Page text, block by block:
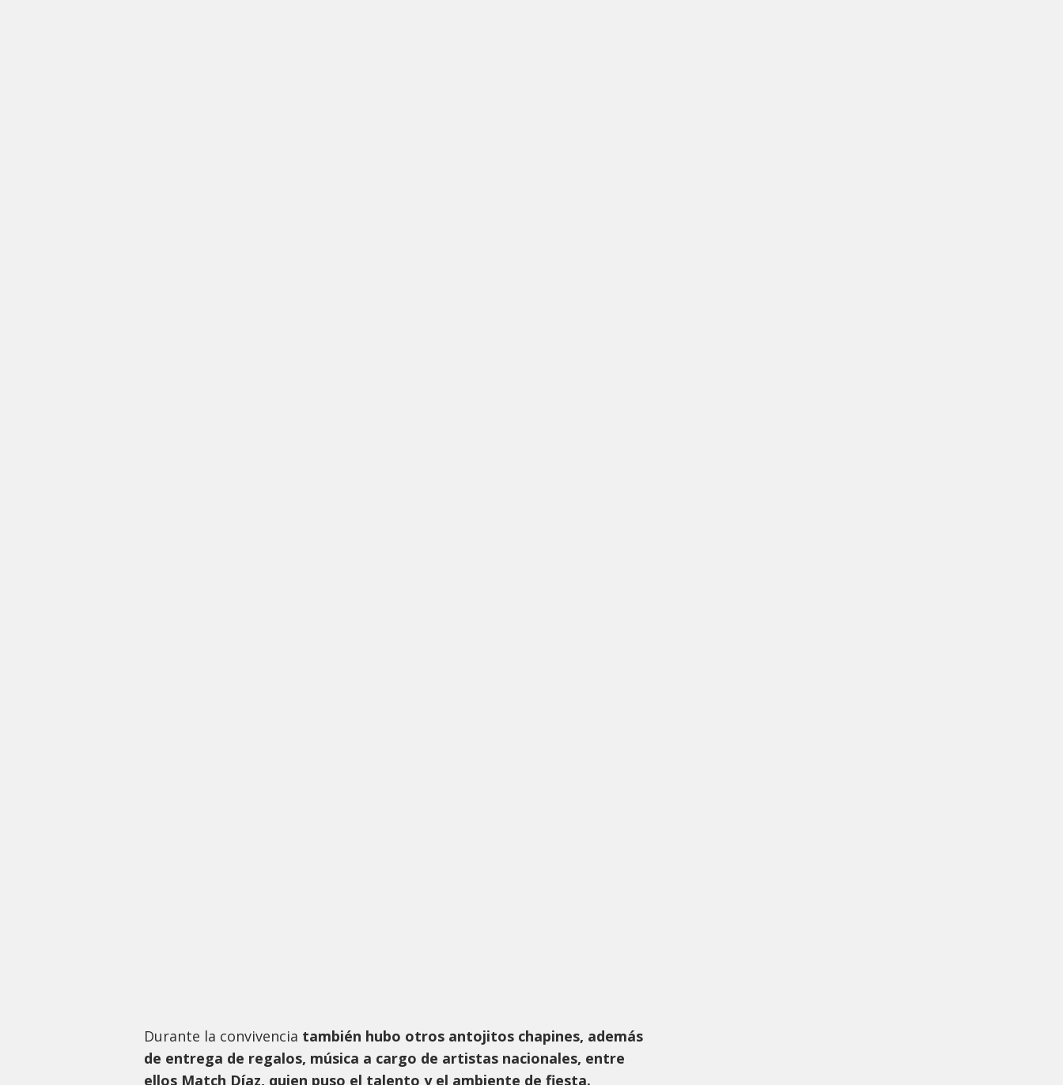
Durante la convivencia también hubo otros antojitos chapines, además
de entrega de regalos, música a cargo de artistas nacionales, entre
ellos Match Díaz, quien puso el talento y el ambiente de fiesta.